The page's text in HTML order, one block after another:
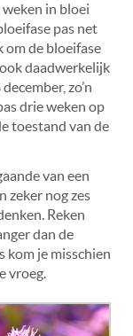
in bloei
pas net
om de bloeifase
daadwerkelijk
zo’n
drie weken op
toestand van de
van een
zeker nog zes
Reken
dan de
kom je misschien
vroeg.